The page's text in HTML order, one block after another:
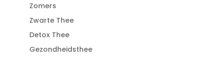
Zomers
Zwarte Thee
Detox Thee
Gezondheidsthee